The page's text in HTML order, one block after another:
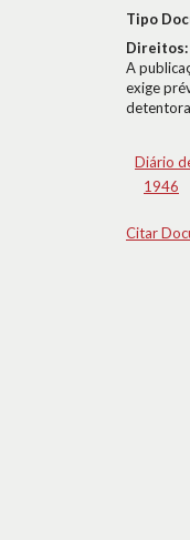
Tipo
Direitos:
A
exige
Diário
1946
Citar